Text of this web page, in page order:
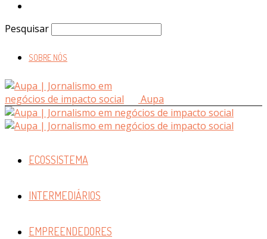
Pesquisar
SOBRE NÓS
Aupa
ECOSSISTEMA
INTERMEDIÁRIOS
EMPREENDEDORES